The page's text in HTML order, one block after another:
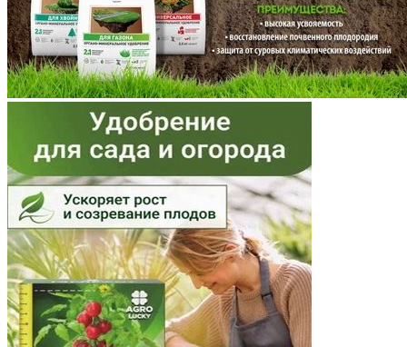
Мурманская область
Ненецкий АО
Нижегородская область
Новгородская область
Новосибирская область
Омская область
Оренбургская область
Орловская область
Пензенская область